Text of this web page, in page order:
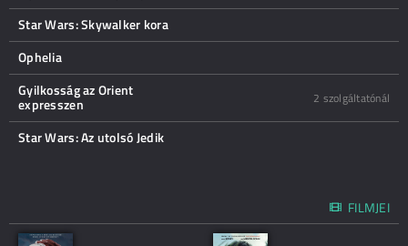
Star Wars: Skywalker kora
Ophelia
Gyilkosság az Orient
expresszen 2 szolgáltatónál
Star Wars: Az utolsó Jedik
FILMJEI